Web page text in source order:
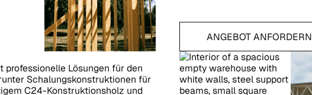
Angebot anfordern
ANGEBOT ANFORDERN
Lösungen für den
Schalungskonstruktionen für
C24-Konstruktionsholz und